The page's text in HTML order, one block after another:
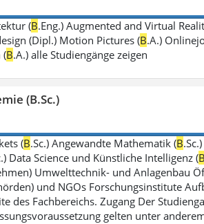
(B.Eng.) Augmented and Virtual
(Dipl.) Motion Pictures (B.A.)
(B.A.) alle Studiengänge zeigen
(B.Sc.)
(B.Sc.) Angewandte Mathematik (B
Data Science und Künstliche Intelligenz (
Umwelttechnik- und Anlagenbau
und NGOs Forschungsinstitute
des Fachbereichs. Zugang Der
gelten unter